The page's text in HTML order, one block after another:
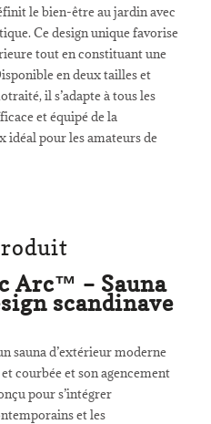
le bien-être au jardin avec
Ce design unique favorise
tout en constituant une
en deux tailles et
il s’adapte à tous les
et équipé de la
idéal pour les amateurs de
Arc™ – Sauna
scandinave
sauna d’extérieur moderne
courbée et son agencement
pour s’intégrer
et les